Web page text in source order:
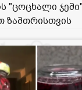
"ცოცხალი
ზამთრისთვის